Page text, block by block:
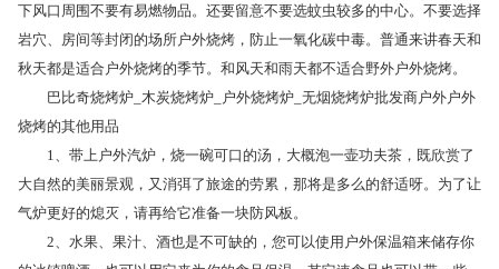
下风口周围不要有易燃物品。还要留意不要选蚊虫较多的中心。不要选择
岩穴、房间等封闭的场所户外烧烤，防止一氧化碳中毒。普通来讲春天和
秋天都是适合户外烧烤的季节。和风天和雨天都不适合野外户外烧烤。
巴比奇烧烤炉_木炭烧烤炉_户外烧烤炉_无烟烧烤炉批发商户外户外
烧烤的其他用品
1、带上户外汽炉，烧一碗可口的汤，大概泡一壶功夫茶，既欣赏了
大自然的美丽景观，又消弭了旅途的劳累，那将是多么的舒适呀。为了让
气炉更好的熄灭，请再给它准备一块防风板。
2、水果、果汁、酒也是不可缺的，您可以使用户外保温箱来储存你